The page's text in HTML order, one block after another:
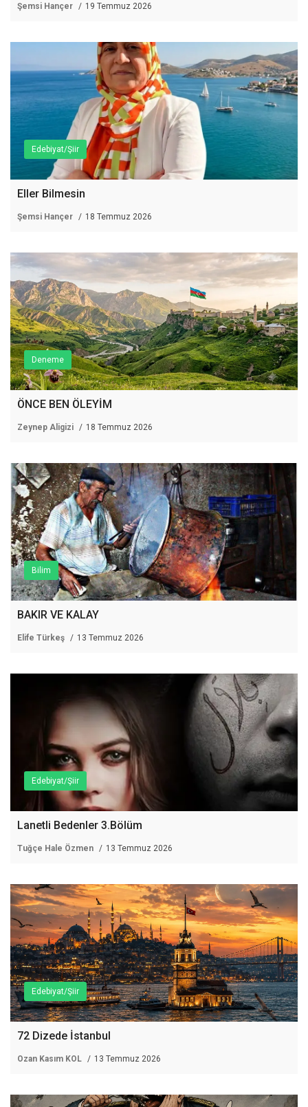
Şemsi Hançer 19 Temmuz 2026
Edebiyat/Şiir
Eller Bilmesin
Şemsi Hançer 18 Temmuz 2026
Deneme
ÖNCE BEN ÖLEYİM
Zeynep Aligizi 18 Temmuz 2026
Bilim
BAKIR VE KALAY
Elife Türkeş 13 Temmuz 2026
Edebiyat/Şiir
Lanetli Bedenler 3.Bölüm
Tuğçe Hale Özmen 13 Temmuz 2026
Edebiyat/Şiir
72 Dizede İstanbul
Ozan Kasım KOL 13 Temmuz 2026